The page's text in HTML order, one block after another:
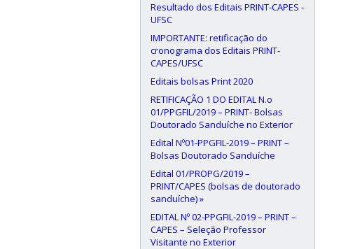
Resultado dos Editais PRINT-CAPES -
UFSC
IMPORTANTE: retificação do
cronograma dos Editais PRINT-
CAPES/UFSC
Editais bolsas Print 2020
RETIFICAÇÃO 1 DO EDITAL N.o
01/PPGFIL/2019 – PRINT- Bolsas
Doutorado Sanduíche no Exterior
Edital Nº01-PPGFIL-2019 – PRINT –
Bolsas Doutorado Sanduíche
Edital 01/PROPG/2019 –
PRINT/CAPES (bolsas de doutorado
sanduíche) »
EDITAL Nº 02-PPGFIL-2019 – PRINT –
CAPES – Seleção Professor
Visitante no Exterior